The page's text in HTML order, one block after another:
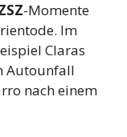
-Momente
Im
Claras
Autounfall
nach einem